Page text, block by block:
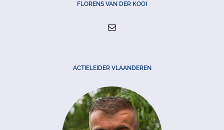
FLORENS VAN DER KOOI
ACTIELEIDER VLAANDEREN